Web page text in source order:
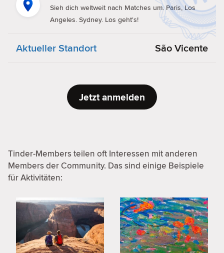
Sieh dich weltweit nach Matches um. Paris, Los
Angeles. Sydney. Los geht's!
Aktueller Standort São Vicente
Jetzt anmelden
Tinder-Members teilen oft Interessen mit anderen
Members der Community. Das sind einige Beispiele
für Aktivitäten: